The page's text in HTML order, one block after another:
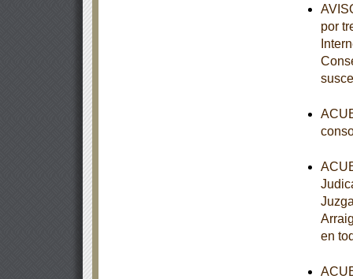
por
en